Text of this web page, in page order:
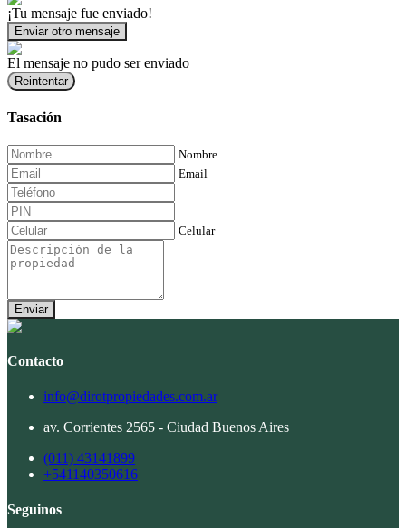
¡Tu mensaje fue enviado!
Enviar otro mensaje
El mensaje no pudo ser enviado
Reintentar
Tasación
Nombre
Email
Celular
Enviar
Contacto
info@dirotpropiedades.com.ar
av. Corrientes 2565 - Ciudad Buenos Aires
(011) 43141899
+541140350616
Seguinos